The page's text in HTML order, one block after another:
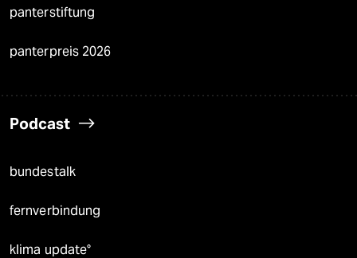
panterstiftung
panterpreis 2026
Podcast
bundestalk
fernverbindung
klima update°